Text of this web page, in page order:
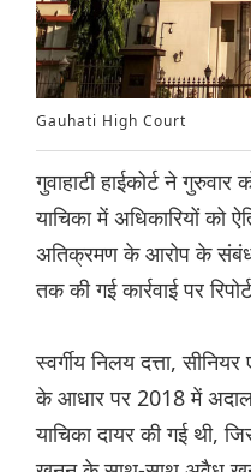
Gauhati High Court
गुवाहाटी हाईकोर्ट ने
याचिका में अधिकारियों को
अतिक्रमण के आरोप के
तक की गई कार्रवाई पर
स्वर्गीय निलय दत्ता,
के आधार पर 2018 में
याचिका दायर की गई थी,